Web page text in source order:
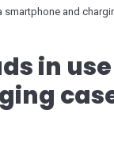
smartphone and
in